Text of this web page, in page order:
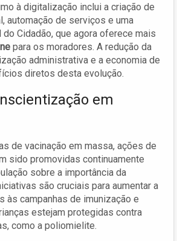
à digitalização inclui a criação de
automação de serviços e uma
Cidadão, que agora oferece mais
para os moradores. A redução da
administrativa e a economia de
diretos desta evolução.
em
de vacinação em massa, ações de
sido promovidas continuamente
sobre a importância da
são cruciais para aumentar a
às campanhas de imunização e
estejam protegidas contra
como a poliomielite.